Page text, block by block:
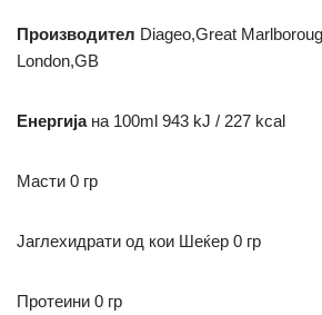
Производител Diageo,Great
London,GB
Енергија на 100ml 943 kJ / 227 kcal
Масти 0 гр
Јаглехидрати од кои Шеќер 0 гр
Протеини 0 гр